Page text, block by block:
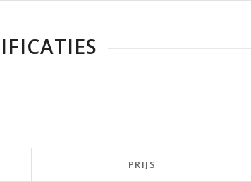
PRIJS